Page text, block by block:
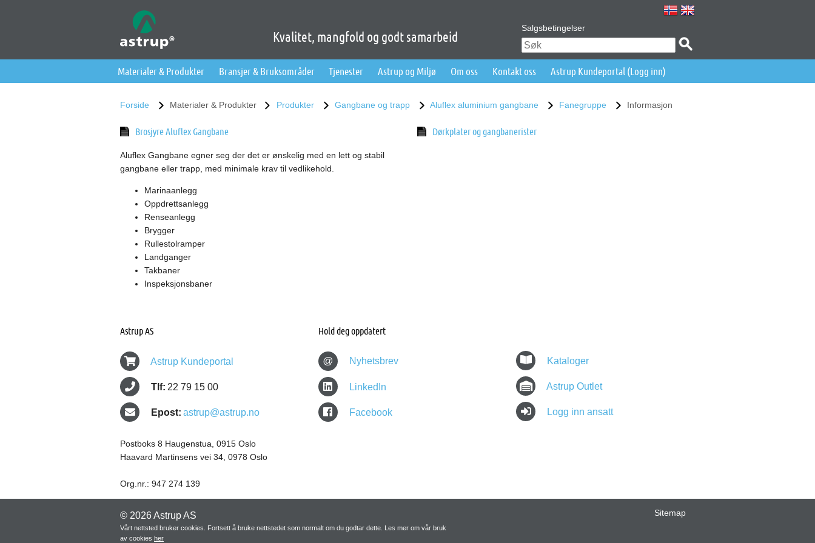
Kvalitet, mangfold og godt samarbeid
Salgsbetingelser
Materialer & Produkter Bransjer & Bruksområder Tjenester Astrup og Miljø Om oss Kontakt oss Astrup Kundeportal (Logg inn)
Forside Materialer & Produkter Produkter Gangbane og trapp Aluflex aluminium gangbane Fanegruppe Informasjon
Brosjyre Aluflex Gangbane
Aluflex Gangbane egner seg der det er ønskelig med en lett og stabil
gangbane eller trapp, med minimale krav til vedlikehold.
Marinaanlegg
Oppdrettsanlegg
Renseanlegg
Brygger
Rullestolramper
Landganger
Takbaner
Inspeksjonsbaner
Dørkplater og gangbanerister
Astrup AS
Astrup Kundeportal
Tlf: 22 79 15 00
Epost: astrup@astrup.no
Postboks 8 Haugenstua, 0915 Oslo
Haavard Martinsens vei 34, 0978 Oslo
Org.nr.: 947 274 139
Hold deg oppdatert
@ Nyhetsbrev
LinkedIn
Facebook
Kataloger
Astrup Outlet
Logg inn ansatt
© 2026 Astrup AS
Vårt nettsted bruker cookies. Fortsett å bruke nettstedet som normalt om du godtar dette. Les mer om vår bruk
av cookies her
Sitemap